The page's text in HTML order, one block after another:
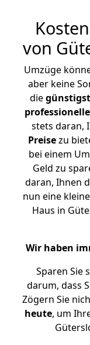
von
Umzüge
aber keine
die
stets daran,
Preisezu
bei einem
Geld zu
daran, Ihnen
nun eine
Haus in
Wir haben
Sparen Sie
darum, dass
Zögern Sie
heute, um